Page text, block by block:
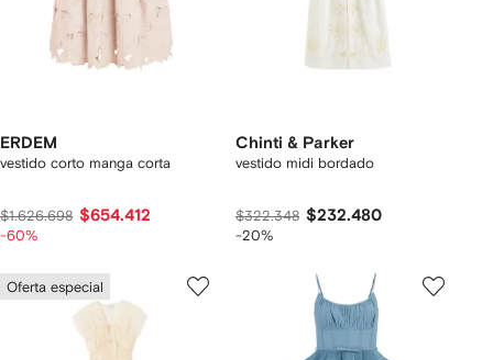
ERDEM
vestido corto manga corta
$1.626.698 $654.412
-60%
Chinti & Parker
vestido midi bordado
$322.348 $232.480
-20%
Oferta especial